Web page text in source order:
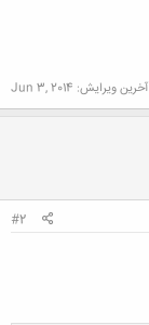
آخرین ویرایش: Jun 3, 2014
#2